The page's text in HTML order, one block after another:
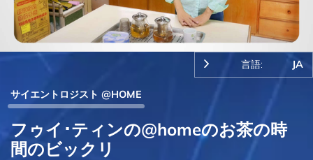
Video
言語: JA
サイエントロジスト @HOME
フゥイ･ティンの@homeのお茶の時
間のビックリ